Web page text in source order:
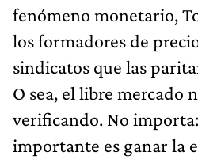
fenómeno monetario,
los formadores de
sindicatos que las
O sea, el libre mercado
verificando. No
importante es ganar la